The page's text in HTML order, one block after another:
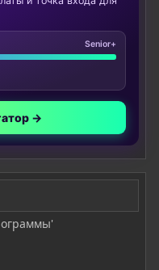
Senior+
→